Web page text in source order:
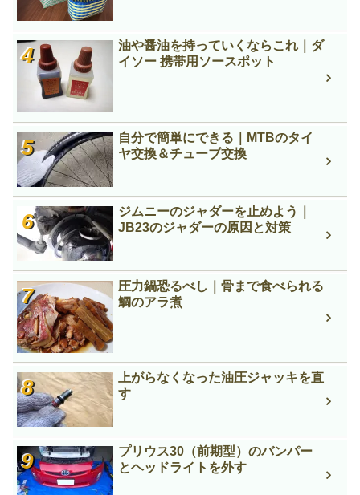
油や醤油を持っていくならこれ｜ダ
イソー 携帯用ソースポット
自分で簡単にできる｜MTBのタイ
ヤ交換＆チューブ交換
ジムニーのジャダーを止めよう｜
JB23のジャダーの原因と対策
圧力鍋恐るべし｜骨まで食べられる
鯛のアラ煮
上がらなくなった油圧ジャッキを直
す
プリウス30（前期型）のバンパー
とヘッドライトを外す